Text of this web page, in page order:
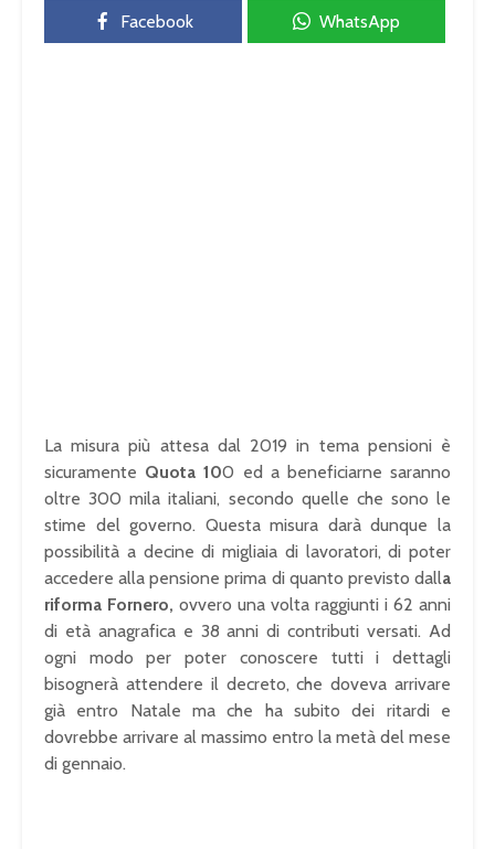
Facebook WhatsApp
La misura più attesa dal 2019 in tema pensioni è
sicuramente Quota 100 ed a beneficiarne saranno
oltre 300 mila italiani, secondo quelle che sono le
stime del governo. Questa misura darà dunque la
possibilità a decine di migliaia di lavoratori, di poter
accedere alla pensione prima di quanto previsto dalla
riforma Fornero, ovvero una volta raggiunti i 62 anni
di età anagrafica e 38 anni di contributi versati. Ad
ogni modo per poter conoscere tutti i dettagli
bisognerà attendere il decreto, che doveva arrivare
già entro Natale ma che ha subito dei ritardi e
dovrebbe arrivare al massimo entro la metà del mese
di gennaio.